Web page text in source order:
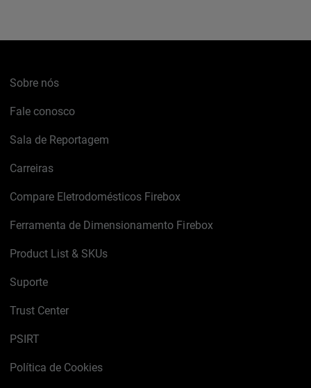
Sobre nós
Fale conosco
Sala de Reportagem
Carreiras
Compare Eletrodomésticos Firebox
Ferramenta de Dimensionamento Firebox
Product List & SKUs
Suporte
Trust Center
PSIRT
Política de Cookies